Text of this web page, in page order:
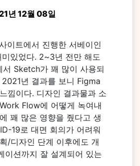
년 12월 08일
이트에서 진행한 서베이인
있었다. 2~3년 전만 해도
서 Sketch가 꽤 많이 사용되
년 결과를 보니 Figma
낌이다. 디자인 결과물과 소
Flow에 어떻게 녹여내
꽤 많은 영향을 줬다고 생
19로 대면 회의가 어려워
/디자인 단계 이후에도 개
이션까지 잘 설계되어 있는